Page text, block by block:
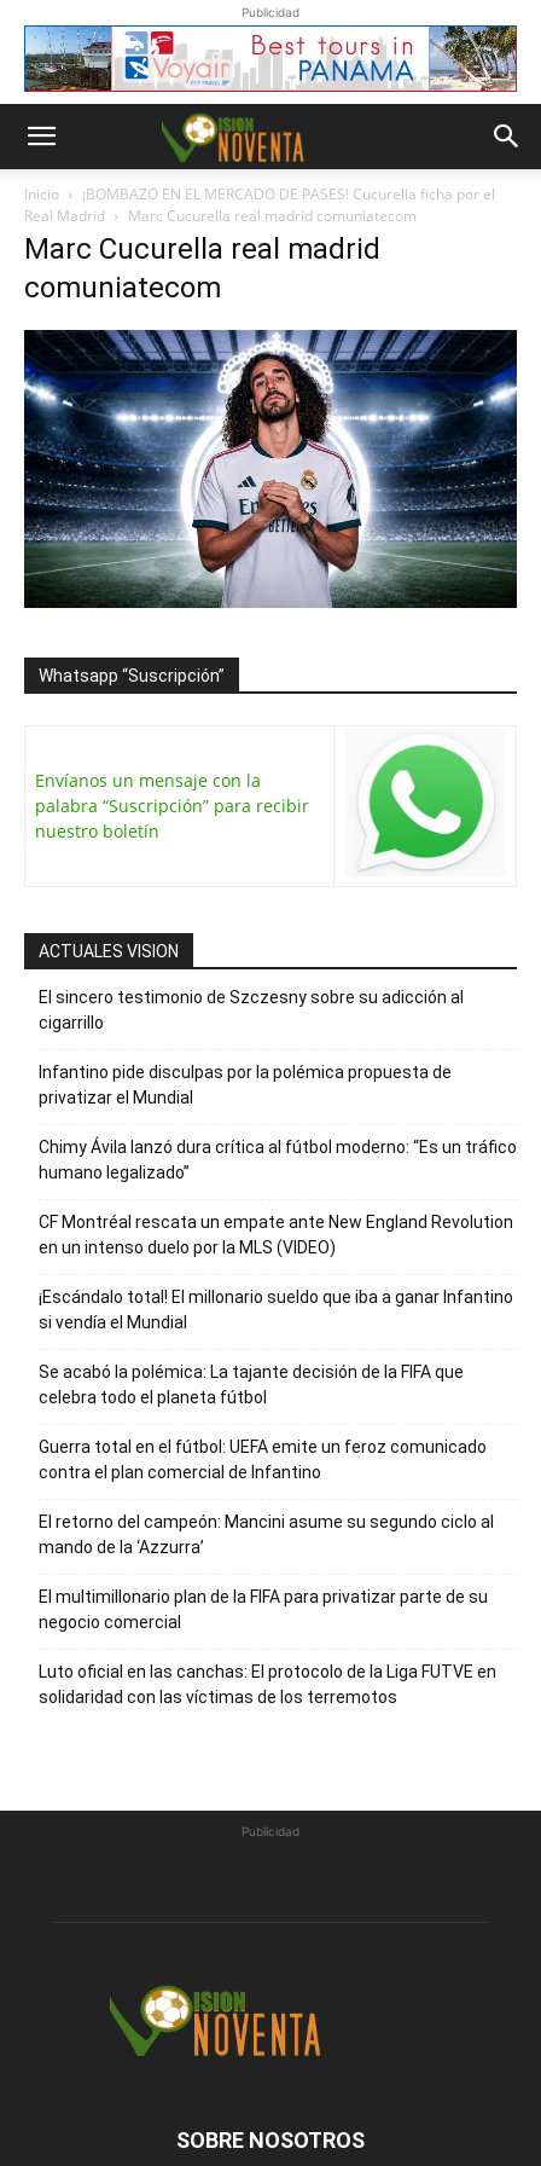
Publicidad
Inicio
¡BOMBAZO EN EL MERCADO DE PASES! Cucurella ficha por el
Real Madrid
Marc Cucurella real madrid comuniatecom
Marc Cucurella real madrid
comuniatecom
Whatsapp “Suscripción”
Envíanos un mensaje con la
palabra “Suscripción” para recibir
nuestro boletín
ACTUALES VISION
El sincero testimonio de Szczesny sobre su adicción al
cigarrillo
Infantino pide disculpas por la polémica propuesta de
privatizar el Mundial
Chimy Ávila lanzó dura crítica al fútbol moderno: “Es un tráfico
humano legalizado”
CF Montréal rescata un empate ante New England Revolution
en un intenso duelo por la MLS (VIDEO)
¡Escándalo total! El millonario sueldo que iba a ganar Infantino
si vendía el Mundial
Se acabó la polémica: La tajante decisión de la FIFA que
celebra todo el planeta fútbol
Guerra total en el fútbol: UEFA emite un feroz comunicado
contra el plan comercial de Infantino
El retorno del campeón: Mancini asume su segundo ciclo al
mando de la ‘Azzurra’
El multimillonario plan de la FIFA para privatizar parte de su
negocio comercial
Luto oficial en las canchas: El protocolo de la Liga FUTVE en
solidaridad con las víctimas de los terremotos
Publicidad
SOBRE NOSOTROS